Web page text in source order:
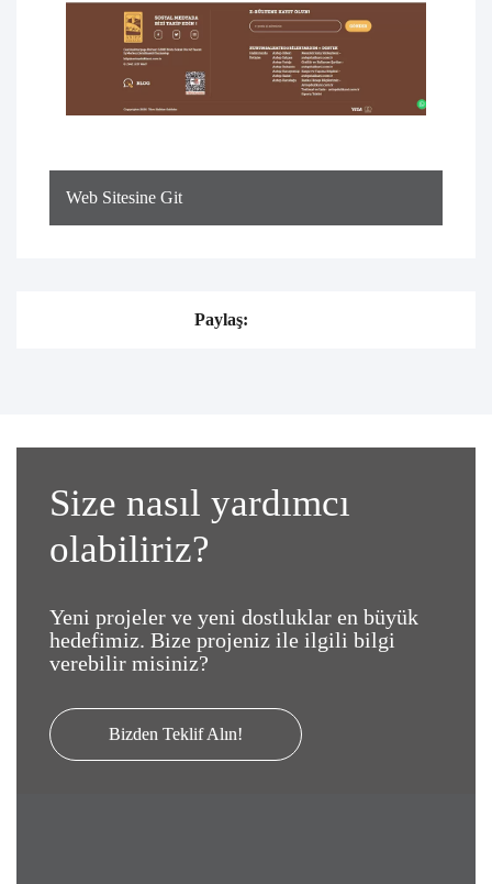
Web Sitesine Git
Paylaş:
Size nasıl yardımcı
olabiliriz?
Yeni projeler ve yeni dostluklar en büyük
hedefimiz. Bize projeniz ile ilgili bilgi
verebilir misiniz?
Bizden Teklif Alın!